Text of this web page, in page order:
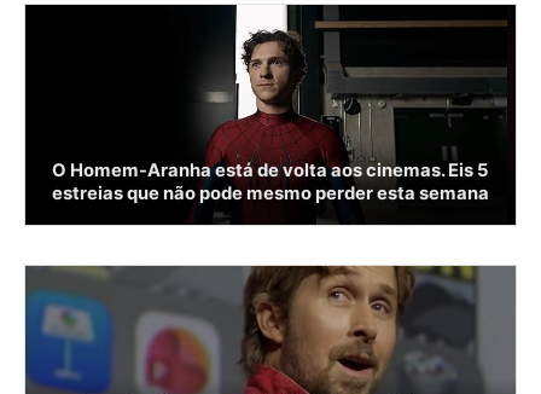
O Homem-Aranha está de volta aos cinemas. Eis 5
estreias que não pode mesmo perder esta semana